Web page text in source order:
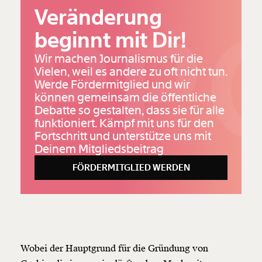
Veränderung
beginnt mit Dir!
Wir machen Journalismus für die
Vielen, weil es andere zu oft nicht tun.
Werde Fördermitglied und wir
können gemeinsam die öffentliche
Debatte so gestalten, dass sie für alle
funktioniert. Kämpf mit uns für den
Fortschritt und unterstütze uns mit
Deinem Mitgliedsbeitrag
FÖRDERMITGLIED WERDEN
Wobei der Hauptgrund für die Gründung von